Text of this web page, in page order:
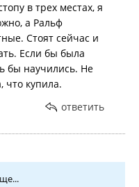
в трех местах, я
а Ральф
Стоят сейчас и
Если бы была
бы научились. Не
что купила.
ответить